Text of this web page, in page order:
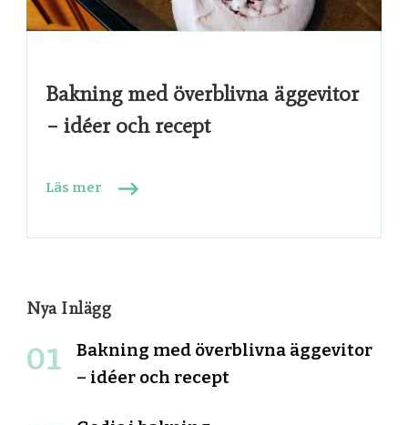
Bakning med överblivna äggevitor
– idéer och recept
Läs mer
Nya Inlägg
Bakning med överblivna äggevitor
– idéer och recept